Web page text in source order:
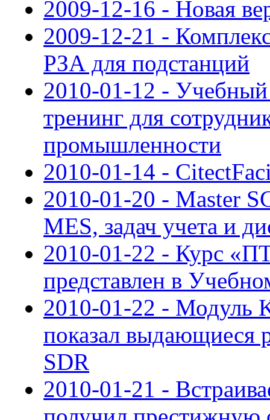
2009-12-16 - Новая
2009-12-21 -
РЗА для подстанций
2010-01-12 -
тренинг для
промышленности
2010-01-14 -
2010-01-20 - Master
MES, задач учета и
2010-01-22 - Курс
представлен в
2010-01-22 - Модуль
показал выдающиеся
SDR
2010-01-21 -